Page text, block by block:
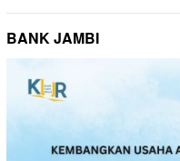
BANK JAMBI